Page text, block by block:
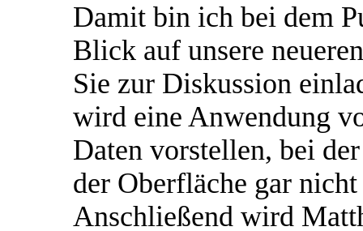
Damit bin ich bei dem
Blick auf unsere
Sie zur Diskussion
wird eine Anwendung
Daten vorstellen, bei
der Oberfläche gar
Anschließend wird